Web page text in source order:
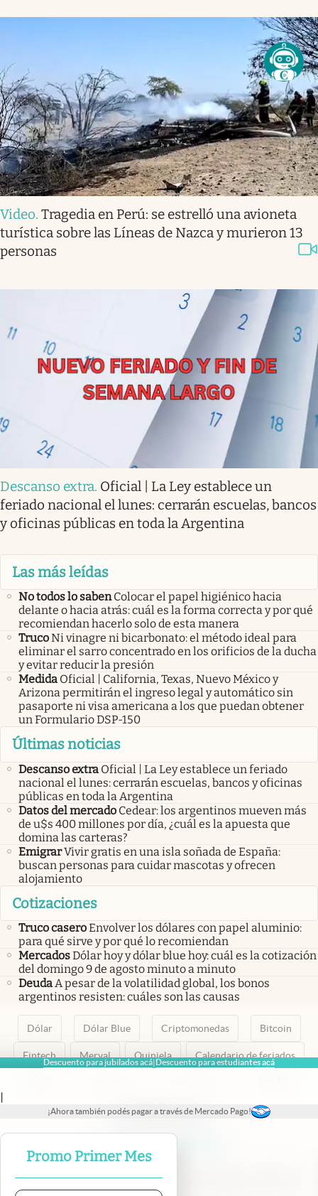
Descuento para jubilados acá|Descuento para estudiantes acá
|
¡Ahora también podés pagar a través de Mercado Pago!
Promo Primer Mes
Video. Tragedia en Perú: se estrelló una avioneta
turística sobre las Líneas de Nazca y murieron 13
personas
Descanso extra. Oficial | La Ley establece un
feriado nacional el lunes: cerrarán escuelas, bancos
y oficinas públicas en toda la Argentina
Las más leídas
No todos lo saben Colocar el papel higiénico hacia
delante o hacia atrás: cuál es la forma correcta y por qué
recomiendan hacerlo solo de esta manera
TrucoNi vinagre ni bicarbonato: el método ideal para
eliminar el sarro concentrado en los orificios de la ducha
y evitar reducir la presión
Medida Oficial | California, Texas, Nuevo México y
Arizona permitirán el ingreso legal y automático sin
pasaporte ni visa americana a los que puedan obtener
un Formulario DSP-150
Últimas noticias
Descanso extra Oficial | La Ley establece un feriado
nacional el lunes: cerrarán escuelas, bancos y oficinas
públicas en toda la Argentina
Datos del mercado Cedear: los argentinos mueven más
de u$s 400 millones por día, ¿cuál es la apuesta que
domina las carteras?
EmigrarVivir gratis en una isla soñada de España:
buscan personas para cuidar mascotas y ofrecen
alojamiento
Cotizaciones
Truco caseroEnvolver los dólares con papel aluminio:
para qué sirve y por qué lo recomiendan
MercadosDólar hoy y dólar blue hoy: cuál es la cotización
del domingo 9 de agosto minuto a minuto
DeudaA pesar de la volatilidad global, los bonos
argentinos resisten: cuáles son las causas
Dólar Dólar Blue Criptomonedas Bitcoin
Fintech Merval Quiniela Calendario de feriados
abre en nueva pestaña
abre en nueva pestaña
abre en nueva pestaña
abre en nueva pestaña
abre en nueva pestaña